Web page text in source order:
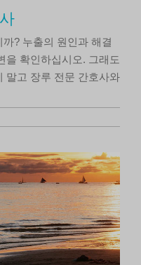
? 누출의 원인과 해결
을 확인하십시오. 그래도
말고 장루 전문 간호사와